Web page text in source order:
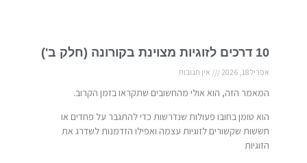
10 דרכים לזוגיות מצוינת בקורונה (חלק ב')
אפריל 18, 2026 אין תגובות
המאמר הזה, הוא אולי מהחשובים שתקראו בזמן הקרוב.
הוא טומן בחובו פעולות שנדרשות כדי להתגבר על פחדים או
חששות שקשורים לזוגיות עצמה ואפילו הזדמנות לשדרג את
הזוגיות